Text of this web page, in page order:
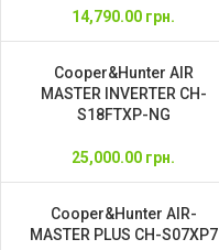
14,790.00 грн.
Cooper&Hunter AIR
MASTER INVERTER CH-
S18FTXP-NG
25,000.00 грн.
Cooper&Hunter AIR-
MASTER PLUS CH-S07XP7